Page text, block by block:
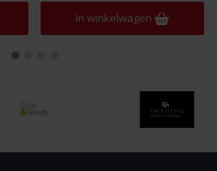
In winkelwagen